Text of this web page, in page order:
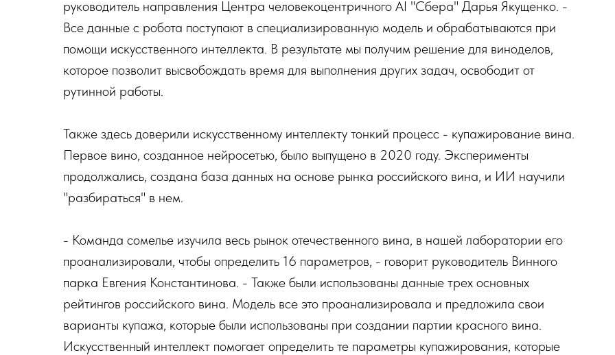
руководитель направления Центра человекоцентричного AI "Сбера" Дарья Якущенко. -
Все данные с робота поступают в специализированную модель и обрабатываются при
помощи искусственного интеллекта. В результате мы получим решение для виноделов,
которое позволит высвобождать время для выполнения других задач, освободит от
рутинной работы.
Также здесь доверили искусственному интеллекту тонкий процесс - купажирование вина.
Первое вино, созданное нейросетью, было выпущено в 2020 году. Эксперименты
продолжались, создана база данных на основе рынка российского вина, и ИИ научили
"разбираться" в нем.
- Команда сомелье изучила весь рынок отечественного вина, в нашей лаборатории его
проанализировали, чтобы определить 16 параметров, - говорит руководитель Винного
парка Евгения Константинова. - Также были использованы данные трех основных
рейтингов российского вина. Модель все это проанализировала и предложила свои
варианты купажа, которые были использованы при создании партии красного вина.
Искусственный интеллект помогает определить те параметры купажирования, которые